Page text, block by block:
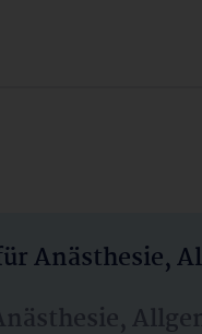
Anästhesie,